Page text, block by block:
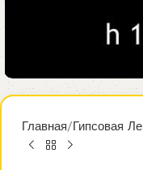
Главная Гипсовая